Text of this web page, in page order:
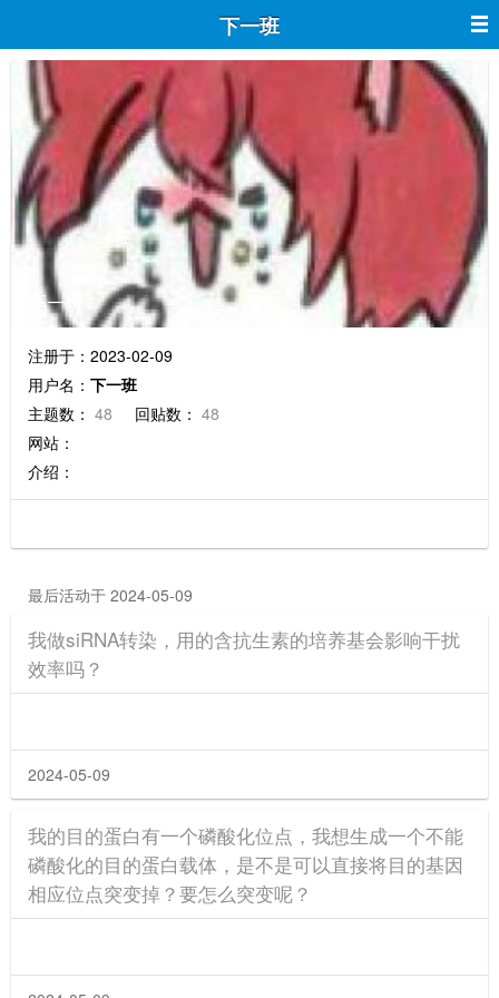
下一班
下一班
注册于：2023-02-09
用户名： 下一班
主题数： 48 回贴数： 48
网站：
介绍：
最后活动于 2024-05-09
我做siRNA转染，用的含抗生素的培养基会影响干扰
效率吗？
2024-05-09
我的目的蛋白有一个磷酸化位点，我想生成一个不能
磷酸化的目的蛋白载体，是不是可以直接将目的基因
相应位点突变掉？要怎么突变呢？